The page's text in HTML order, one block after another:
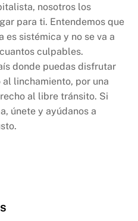
nosotros los
para ti. Entendemos que
sistémica y no se va a
culpables.
donde puedas disfrutar
linchamiento, por una
al libre tránsito. Si
únete y ayúdanos a